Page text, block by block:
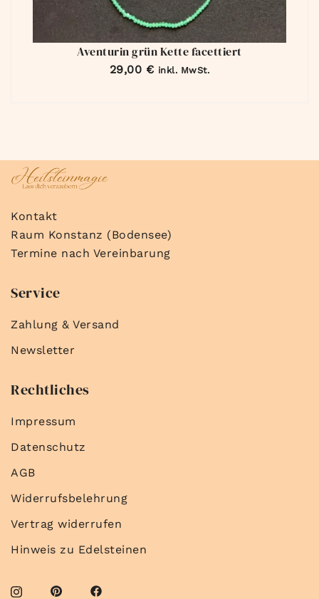
Aventurin grün Kette facettiert
29,00 € inkl. MwSt.
Kontakt
Raum Konstanz (Bodensee)
Termine nach Vereinbarung
Service
Zahlung & Versand
Newsletter
Rechtliches
Impressum
Datenschutz
AGB
Widerrufsbelehrung
Vertrag widerrufen
Hinweis zu Edelsteinen